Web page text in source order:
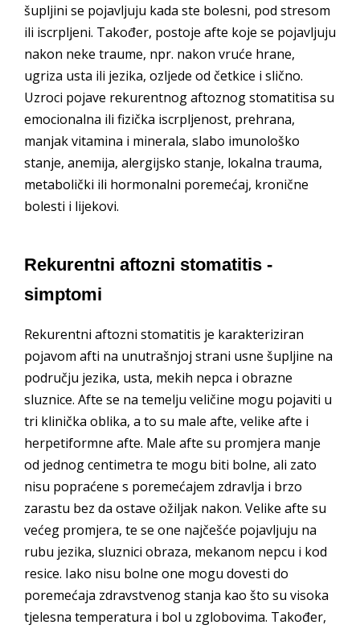
šupljini se pojavljuju kada ste bolesni, pod stresom
ili iscrpljeni. Također, postoje afte koje se pojavljuju
nakon neke traume, npr. nakon vruće hrane,
ugriza usta ili jezika, ozljede od četkice i slično.
Uzroci pojave rekurentnog aftoznog stomatitisa su
emocionalna ili fizička iscrpljenost, prehrana,
manjak vitamina i minerala, slabo imunološko
stanje, anemija, alergijsko stanje, lokalna trauma,
metabolički ili hormonalni poremećaj, kronične
bolesti i lijekovi.
Rekurentni aftozni stomatitis -
simptomi
Rekurentni aftozni stomatitis je karakteriziran
pojavom afti na unutrašnjoj strani usne šupljine na
području jezika, usta, mekih nepca i obrazne
sluznice. Afte se na temelju veličine mogu pojaviti u
tri klinička oblika, a to su male afte, velike afte i
herpetiformne afte. Male afte su promjera manje
od jednog centimetra te mogu biti bolne, ali zato
nisu popraćene s poremećajem zdravlja i brzo
zarastu bez da ostave ožiljak nakon. Velike afte su
većeg promjera, te se one najčešće pojavljuju na
rubu jezika, sluznici obraza, mekanom nepcu i kod
resice. Iako nisu bolne one mogu dovesti do
poremećaja zdravstvenog stanja kao što su visoka
tjelesna temperatura i bol u zglobovima. Također,